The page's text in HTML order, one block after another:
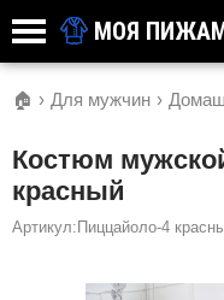
МОЯ
🏠 › Для мужчин ›
Костюм
красный
Артикул:Пиццайоло-4